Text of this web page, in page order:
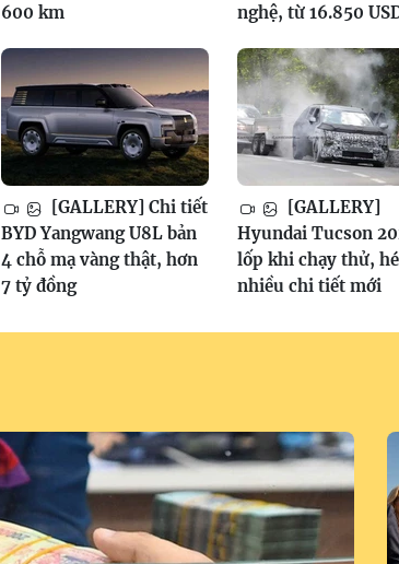
600 km
nghệ, từ 16.850
[GALLERY] Chi tiết
BYD Yangwang U8L bản
4 chỗ mạ vàng thật, hơn
7 tỷ đồng
[GALLERY]
Hyundai Tucson
lốp khi chạy thử,
nhiều chi tiết mới